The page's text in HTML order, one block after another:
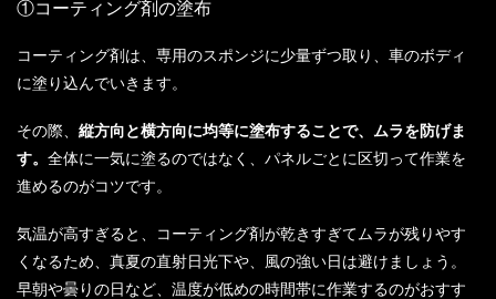
①コーティング剤の塗布
コーティング剤は、専用のスポンジに少量ずつ取り、車のボディ
に塗り込んでいきます。
その際、 縦方向と横方向に均等に塗布することで、ムラを防げま
す。 全体に一気に塗るのではなく、パネルごとに区切って作業を
進めるのがコツです。
気温が高すぎると、コーティング剤が乾きすぎてムラが残りやす
くなるため、真夏の直射日光下や、風の強い日は避けましょう。
早朝や曇りの日など、温度が低めの時間帯に作業するのがおすす